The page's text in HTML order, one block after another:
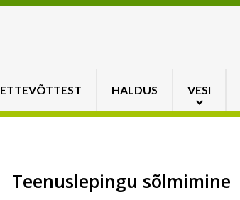
ETTEVÕTTEST HALDUS VESI
Teenuslepingu sõlmimine